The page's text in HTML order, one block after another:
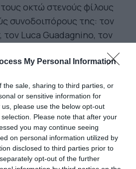
My Personal Information
the sale, sharing to third parties, or
or sensitive information for
please use the below opt-out
Please note that after your
you may continue seeing
on personal information utilized by
disclosed to third parties prior to
opt-out of the further
οκτώ στενούς φίλους
συνοδοιπόρους της: τον
Luca Guadagnino, τον
Weerasethakul, τον
ΤΑΡΑΤΣΑ ΤΟΥ
ΚΙΝΗΜΑΤΟΓΡΑΦΙΚΕΣ
& 27.06.2026 | 21:00:Κατά
της Tilda Swinton,
ευκαιρία να δούμε στη
ταράτσα του Onassis